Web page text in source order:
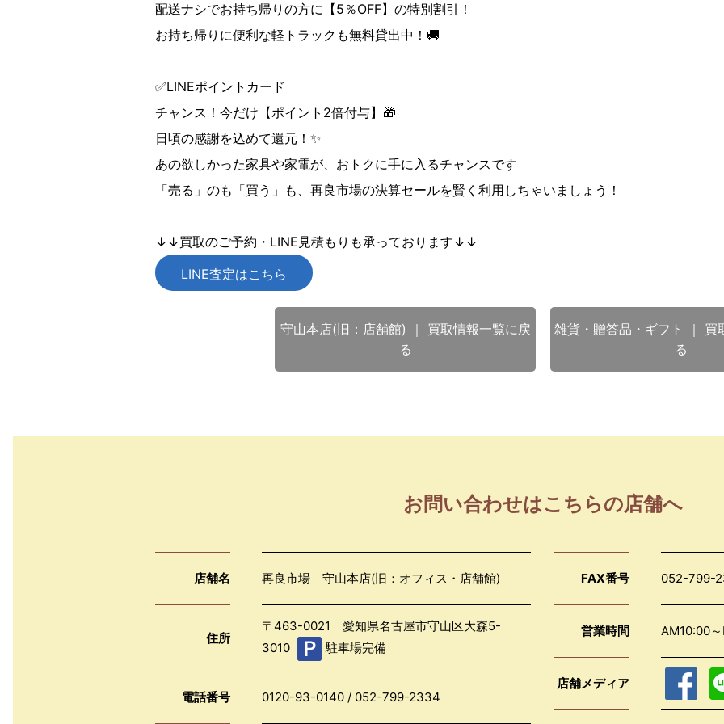
配送ナシでお持ち帰りの方に【5％OFF】の特別割引！
お持ち帰りに便利な軽トラックも無料貸出中！🚚
✅LINEポイントカード
チャンス！今だけ【ポイント2倍付与】🎁
日頃の感謝を込めて還元！✨
あの欲しかった家具や家電が、おトクに手に入るチャンスです
「売る」のも「買う」も、再良市場の決算セールを賢く利用しちゃいましょう！
↓↓買取のご予約・LINE見積もりも承っております↓↓
LINE査定はこちら
守山本店(旧：店舗館) ｜ 買取情報一覧に戻
る
雑貨・贈答品・ギフト ｜ 買
る
お問い合わせはこちらの店舗へ
店舗名 再良市場 守山本店(旧：オフィス・店舗館)
住所
〒463-0021 愛知県名古屋市守山区大森5-
3010
駐車場完備
電話番号 0120-93-0140 / 052-799-2334
FAX番号 052-799-
営業時間 AM10:00
店舗メディア